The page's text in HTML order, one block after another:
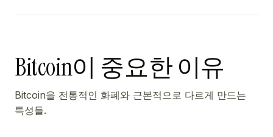
Bitcoin이 중요한 이유
Bitcoin을 전통적인 화폐와 근본적으로 다르게 만드는
특성들.